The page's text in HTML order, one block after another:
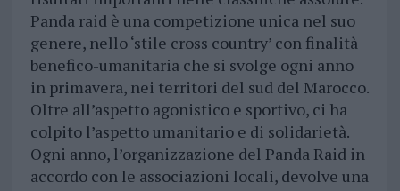
Panda raid è una competizione unica nel suo
genere, nello ‘stile cross country’ con finalità
benefico-umanitaria che si svolge ogni anno
in primavera, nei territori del sud del Marocco.
Oltre all’aspetto agonistico e sportivo, ci ha
colpito l’aspetto umanitario e di solidarietà.
Ogni anno, l’organizzazione del Panda Raid in
accordo con le associazioni locali, devolve una